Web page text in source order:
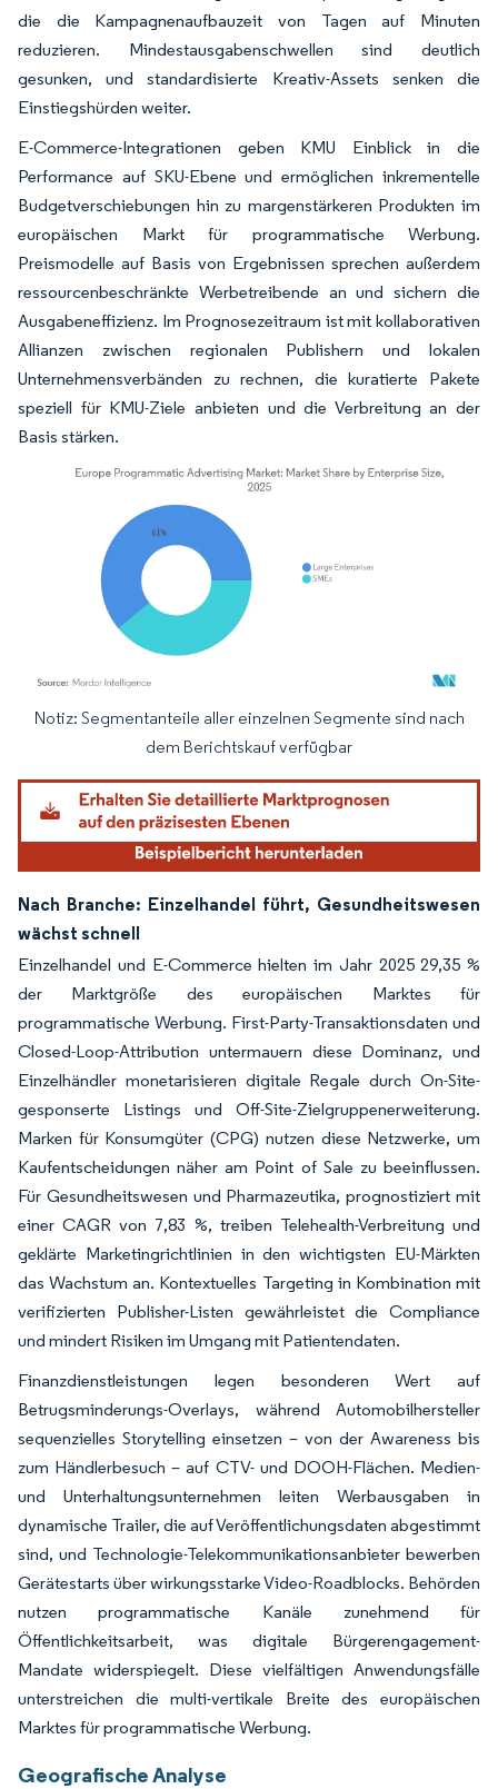
die die Kampagnenaufbauzeit von Tagen auf Minuten
reduzieren. Mindestausgabenschwellen sind deutlich
gesunken, und standardisierte Kreativ-Assets senken die
Einstiegshürden weiter.
E-Commerce-Integrationen geben KMU Einblick in die
Performance auf SKU-Ebene und ermöglichen inkrementelle
Budgetverschiebungen hin zu margenstärkeren Produkten im
europäischen Markt für programmatische Werbung.
Preismodelle auf Basis von Ergebnissen sprechen außerdem
ressourcenbeschränkte Werbetreibende an und sichern die
Ausgabeneffizienz. Im Prognosezeitraum ist mit kollaborativen
Allianzen zwischen regionalen Publishern und lokalen
Unternehmensverbänden zu rechnen, die kuratierte Pakete
speziell für KMU-Ziele anbieten und die Verbreitung an der
Basis stärken.
Bild © Mordor Intelligence. Wiederverwendung erfordert Namensnennung
Notiz: Segmentanteile aller einzelnen Segmente sind nach
dem Berichtskauf verfügbar
Nach Branche: Einzelhandel führt, Gesundheitswesen
wächst schnell
Einzelhandel und E-Commerce hielten im Jahr 2025 29,35 %
der Marktgröße des europäischen Marktes für
programmatische Werbung. First-Party-Transaktionsdaten und
Closed-Loop-Attribution untermauern diese Dominanz, und
Einzelhändler monetarisieren digitale Regale durch On-Site-
gesponserte Listings und Off-Site-Zielgruppenerweiterung.
Marken für Konsumgüter (CPG) nutzen diese Netzwerke, um
Kaufentscheidungen näher am Point of Sale zu beeinflussen.
Für Gesundheitswesen und Pharmazeutika, prognostiziert mit
einer CAGR von 7,83 %, treiben Telehealth-Verbreitung und
geklärte Marketingrichtlinien in den wichtigsten EU-Märkten
das Wachstum an. Kontextuelles Targeting in Kombination mit
verifizierten Publisher-Listen gewährleistet die Compliance
und mindert Risiken im Umgang mit Patientendaten.
Finanzdienstleistungen legen besonderen Wert auf
Betrugsminderungs-Overlays, während Automobilhersteller
sequenzielles Storytelling einsetzen – von der Awareness bis
zum Händlerbesuch – auf CTV- und DOOH-Flächen. Medien-
und Unterhaltungsunternehmen leiten Werbausgaben in
dynamische Trailer, die auf Veröffentlichungsdaten abgestimmt
sind, und Technologie-Telekommunikationsanbieter bewerben
Gerätestarts über wirkungsstarke Video-Roadblocks. Behörden
nutzen programmatische Kanäle zunehmend für
Öffentlichkeitsarbeit, was digitale Bürgerengagement-
Mandate widerspiegelt. Diese vielfältigen Anwendungsfälle
unterstreichen die multi-vertikale Breite des europäischen
Marktes für programmatische Werbung.
Geografische Analyse